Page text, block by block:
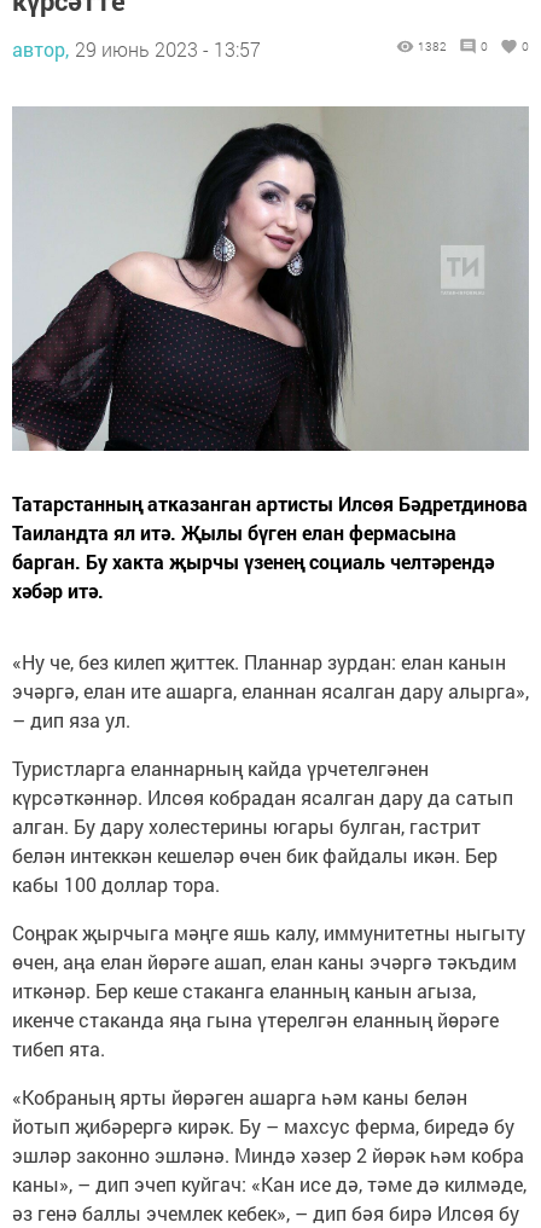
автор, 29 июнь 2023 - 13:57 1382 0 0
Татарстанның атказанган артисты Илсөя Бәдретдинова
Таиландта ял итә. Җылы бүген елан фермасына
барган. Бу хакта җырчы үзенең социаль челтәрендә
хәбәр итә.
«Ну че, без килеп җиттек. Планнар зурдан: елан канын
эчәргә, елан ите ашарга, еланнан ясалган дару алырга»,
– дип яза ул.
Туристларга еланнарның кайда үрчетелгәнен
күрсәткәннәр. Илсөя кобрадан ясалган дару да сатып
алган. Бу дару холестерины югары булган, гастрит
белән интеккән кешеләр өчен бик файдалы икән. Бер
кабы 100 доллар тора.
Соңрак җырчыга мәңге яшь калу, иммунитетны ныгыту
өчен, аңа елан йөрәге ашап, елан каны эчәргә тәкъдим
иткәнәр. Бер кеше стаканга еланның канын агыза,
икенче стаканда яңа гына үтерелгән еланның йөрәге
тибеп ята.
«Кобраның ярты йөрәген ашарга һәм каны белән
йотып җибәрергә кирәк. Бу – махсус ферма, биредә бу
эшләр законно эшләнә. Миндә хәзер 2 йөрәк һәм кобра
каны», – дип эчеп куйгач: «Кан исе дә, тәме дә килмәде,
әз генә баллы эчемлек кебек», – дип бәя бирә Илсөя бу